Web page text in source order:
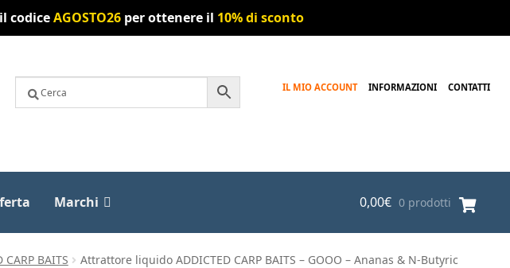
codiceAGOSTO26per ottenere il 10% di sconto
IL MIO ACCOUNT INFORMAZIONI CONTATTI
Marchi 0,00€ 0 prodotti
BAITS
Attrattore liquido ADDICTED CARP BAITS – GOOO – Ananas & N-Butyric